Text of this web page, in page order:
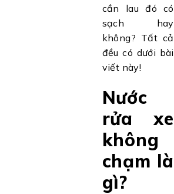
cần lau đó có
sạch hay
không? Tất cả
đều có dưới bài
viết này!
Nước
rửa xe
không
chạm là
gì?